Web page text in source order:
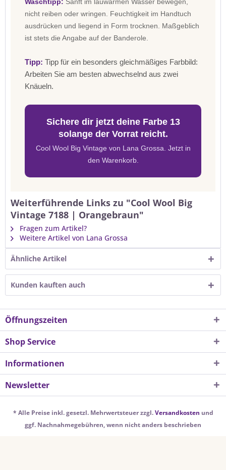
nicht reiben oder wringen. Feuchtigkeit im Handtuch
ausdrücken und liegend in Form trocknen. Maßgeblich
ist stets die Angabe auf der Banderole.
Tipp: Tipp für ein besonders gleichmäßiges Farbbild:
Arbeiten Sie am besten abwechselnd aus zwei
Knäueln.
Sichere dir jetzt deine Farbe 13
solange der Vorrat reicht.
Cool Wool Big Vintage von Lana Grossa. Jetzt in
den Warenkorb.
Weiterführende Links zu "Cool Wool Big
Vintage 7188 | Orangebraun"
Fragen zum Artikel?
Weitere Artikel von Lana Grossa
Ähnliche Artikel
Kunden kauften auch
Öffnungszeiten
Shop Service
Informationen
Newsletter
* Alle Preise inkl. gesetzl. Mehrwertsteuer zzgl.Versandkosten und
ggf. Nachnahmegebühren, wenn nicht anders beschrieben